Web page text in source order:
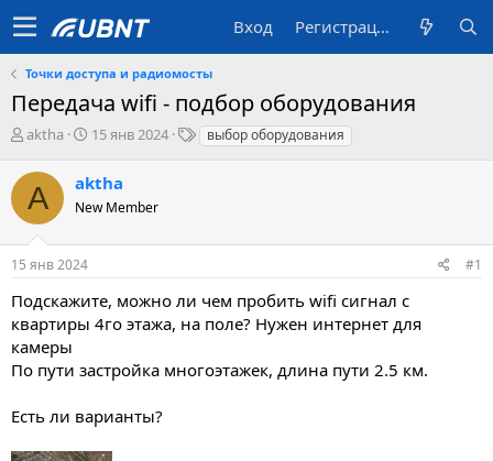
Вход Регистрация
Точки доступа и радиомосты
Передача wifi - подбор оборудования
А
т
о
р
е
м
aktha
Д
а
с
з
н
и
15 янв 2024
Tвыбор оборудования
A aktha
New Member
15 янв 2024 #1
Подскажите, можно ли чем пробить wifi сигнал с
квартиры 4го этажа, на поле? Нужен интернет для
камеры
По пути застройка многоэтажек, длина пути 2.5 км.
Есть ли варианты?